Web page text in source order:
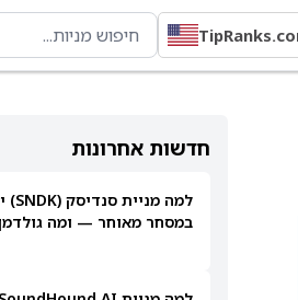
חדשות אחרונות
במסחר מאוחר — ומה